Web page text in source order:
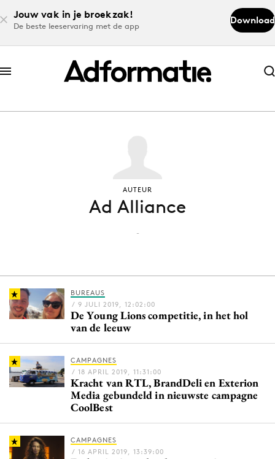
Jouw vak in je broekzak!
De beste leeservaring met de app
Download
Abonneer nu
Abonneer nu
Download de app
Volg het laatste nieuws via de Adformatie
9 sept: GenAI-training
12 nov: MarketingLive!
Events
Opleidingen
AUTEUR
Ad Alliance
-
BUREAUS
/ 9 JULI 2019, 12:02:00
De Young Lions competitie, in het hol
van de leeuw
CAMPAGNES
/ 18 APRIL 2019, 11:31:00
Kracht van RTL, BrandDeli en Exterion
Media gebundeld in nieuwste campagne
CoolBest
CAMPAGNES
/ 16 APRIL 2019, 13:39:00